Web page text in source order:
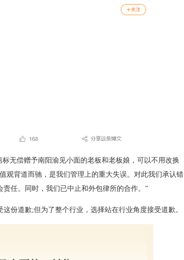
无偿赠予南阳渝见小面的老板和老板娘，可以不用改换
观背道而驰，是我们管理上的重大失误。对此我们承认错
任。同时，我们已中止和外包律所的合作。”
份道歉;但为了整个行业，选择站在行业角度接受道歉。